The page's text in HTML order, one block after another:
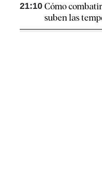
21:10 Cómo
suben las